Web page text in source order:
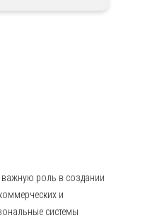
важную роль в создании
и
системы